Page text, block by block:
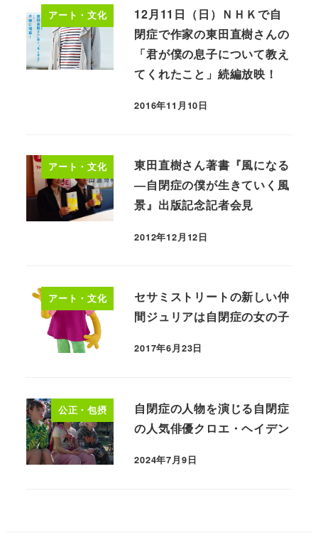
アート・文化
12月11日（日）ＮＨＫで自
閉症で作家の東田直樹さんの
「君が僕の息子について教え
てくれたこと」続編放映！
2016年11月10日
アート・文化
東田直樹さん著書『風になる
―自閉症の僕が生きていく風
景』出版記念記者会見
2012年12月12日
アート・文化
セサミストリートの新しい仲
間ジュリアは自閉症の女の子
2017年6月23日
公正・包摂
自閉症の人物を演じる自閉症
の人気俳優クロエ・ヘイデン
2024年7月9日